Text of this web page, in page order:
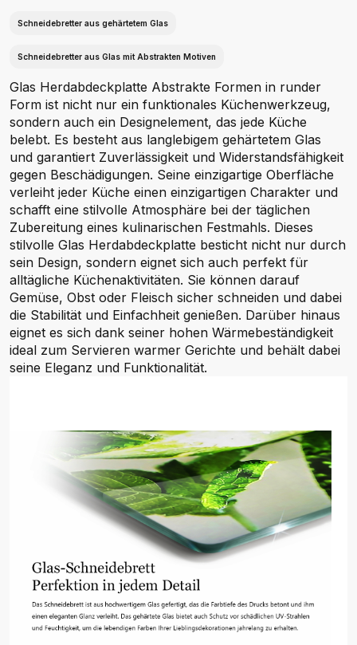
Schneidebretter aus gehärtetem Glas
Schneidebretter aus Glas mit Abstrakten Motiven
Glas Herdabdeckplatte Abstrakte Formen in runder
Form ist nicht nur ein funktionales Küchenwerkzeug,
sondern auch ein Designelement, das jede Küche
belebt. Es besteht aus langlebigem gehärtetem Glas
und garantiert Zuverlässigkeit und Widerstandsfähigkeit
gegen Beschädigungen. Seine einzigartige Oberfläche
verleiht jeder Küche einen einzigartigen Charakter und
schafft eine stilvolle Atmosphäre bei der täglichen
Zubereitung eines kulinarischen Festmahls. Dieses
stilvolle Glas Herdabdeckplatte besticht nicht nur durch
sein Design, sondern eignet sich auch perfekt für
alltägliche Küchenaktivitäten. Sie können darauf
Gemüse, Obst oder Fleisch sicher schneiden und dabei
die Stabilität und Einfachheit genießen. Darüber hinaus
eignet es sich dank seiner hohen Wärmebeständigkeit
ideal zum Servieren warmer Gerichte und behält dabei
seine Eleganz und Funktionalität.